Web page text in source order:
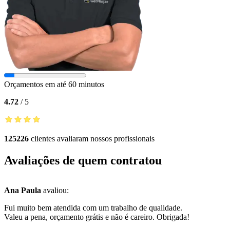
Orçamentos em até 60 minutos
4.72 / 5
125226 clientes avaliaram nossos profissionais
Avaliações de quem contratou
Ana Paula avaliou:
Fui muito bem atendida com um trabalho de qualidade.
Valeu a pena, orçamento grátis e não é careiro. Obrigada!